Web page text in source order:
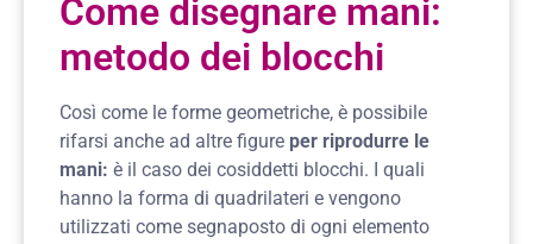
Come disegnare mani:
metodo dei blocchi
Così come le forme geometriche, è possibile
rifarsi anche ad altre figure per riprodurre le
mani: è il caso dei cosiddetti blocchi. I quali
hanno la forma di quadrilateri e vengono
utilizzati come segnaposto di ogni elemento